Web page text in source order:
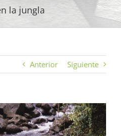
la jungla
Anterior Siguiente